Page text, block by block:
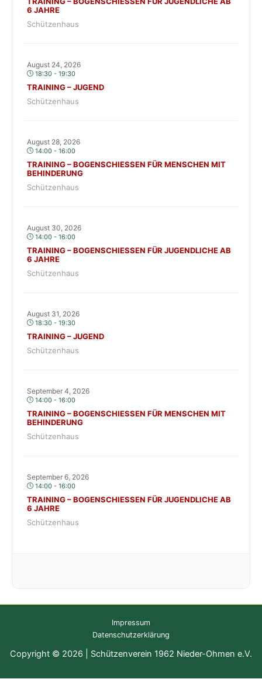
JAHRE
Schützenhaus
August 24, 2026
18:30 - 19:30
TRAINING – JUGEND
Schützenhaus
August 28, 2026
14:00 - 16:00
TRAINING – BOGENSCHIESSEN FÜR MENSCHEN MIT B
EHINDERUNG
Schützenhaus
August 30, 2026
14:00 - 16:00
TRAINING – BOGENSCHIESSEN FÜR JUGENDLICHE AB 6
JAHRE
Schützenhaus
August 31, 2026
18:30 - 19:30
TRAINING – JUGEND
Schützenhaus
September 4, 2026
14:00 - 16:00
TRAINING – BOGENSCHIESSEN FÜR MENSCHEN MIT B
EHINDERUNG
Schützenhaus
September 6, 2026
14:00 - 16:00
TRAINING – BOGENSCHIESSEN FÜR JUGENDLICHE AB 6
JAHRE
Schützenhaus
Impressum
Datenschutzerklärung
Copyright © 2026 | Schützenverein 1962 Nieder-Ohmen e.V.